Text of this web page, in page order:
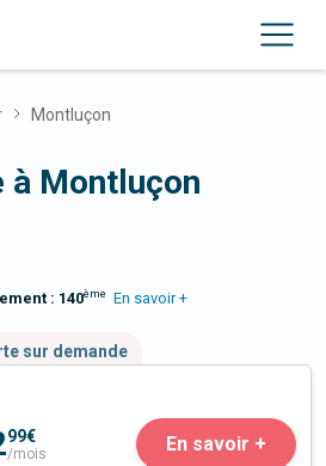
Montluçon
à Montluçon
: 140ème En savoir +
sur demande
99€
/mois En savoir +